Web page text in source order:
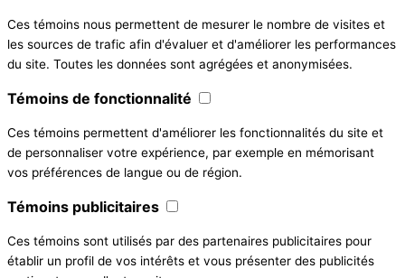
Ces témoins nous permettent de mesurer le nombre de visites et
les sources de trafic afin d'évaluer et d'améliorer les performances
du site. Toutes les données sont agrégées et anonymisées.
Témoins de fonctionnalité
Ces témoins permettent d'améliorer les fonctionnalités du site et
de personnaliser votre expérience, par exemple en mémorisant
vos préférences de langue ou de région.
Témoins publicitaires
Ces témoins sont utilisés par des partenaires publicitaires pour
établir un profil de vos intérêts et vous présenter des publicités